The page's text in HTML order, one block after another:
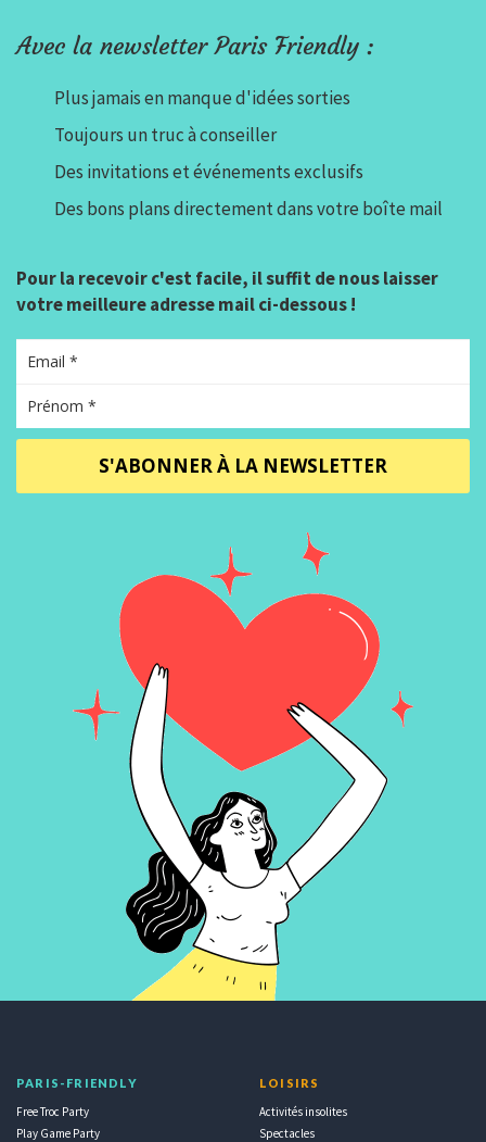
Avec la newsletter Paris Friendly :
Plus jamais en manque d'idées sorties
Toujours un truc à conseiller
Des invitations et événements exclusifs
Des bons plans directement dans votre boîte mail
Pour la recevoir c'est facile, il suffit de nous laisser
votre meilleure adresse mail ci-dessous !
S'ABONNER À LA NEWSLETTER
PARIS-FRIENDLY
Free Troc Party
Play Game Party
LOISIRS
Activités insolites
Spectacles